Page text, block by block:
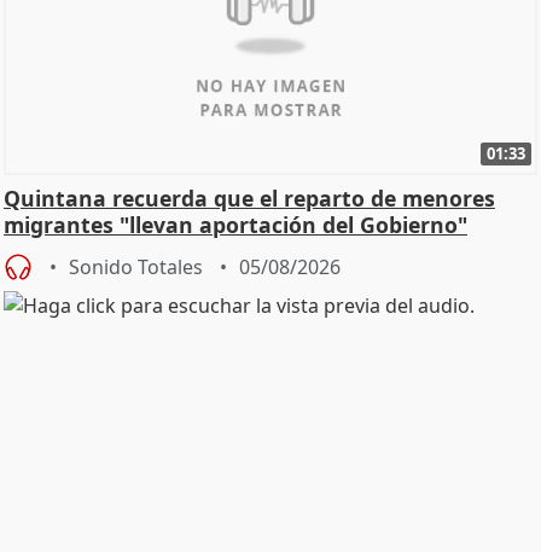
01:33
Quintana recuerda que el reparto de menores
migrantes "llevan aportación del Gobierno"
central
Sonido Totales 05/08/2026